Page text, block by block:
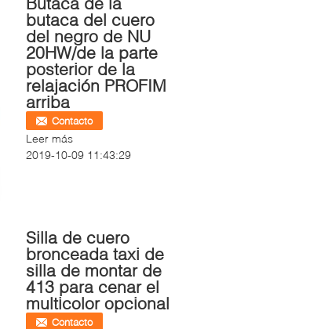
butaca del cuero
del negro de NU
20HW/de la parte
posterior de la
relajación PROFIM
arriba
Contacto
Leer más
2019-10-09 11:43:29
Silla de cuero
bronceada taxi de
silla de montar de
413 para cenar el
multicolor opcional
Contacto